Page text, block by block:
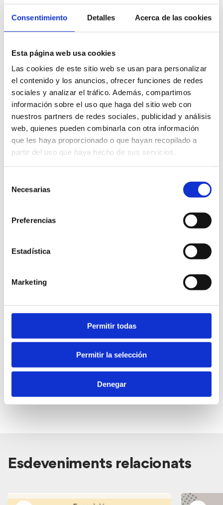
Consentimiento Detalles Acerca de las cookies
Esta página web usa cookies
Las cookies de este sitio web se usan para personalizar
el contenido y los anuncios, ofrecer funciones de redes
sociales y analizar el tráfico. Además, compartimos
información sobre el uso que haga del sitio web con
nuestros partners de redes sociales, publicidad y análisis
web, quienes pueden combinarla con otra información
que les haya proporcionado o que hayan recopilado a
partir del uso que haya hecho de sus servicios.
Necesarias
Preferencias
Estadística
Marketing
Permitir todas
Permitir la selección
Denegar
Més informació
Teatre
Cartell
Teatre Auditori
cultura@ayto-denia.es
Esdeveniments relacionats
Veure
relacionats